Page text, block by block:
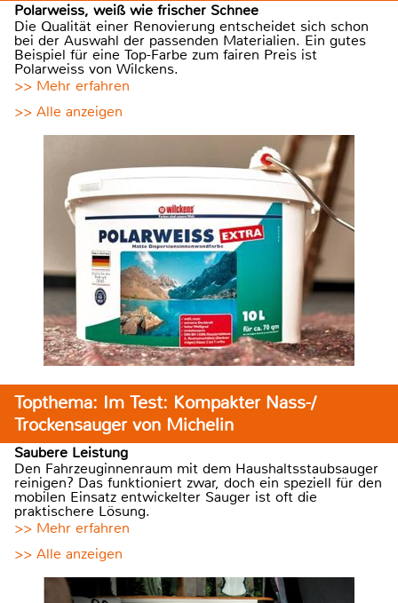
Polarweiss, weiß wie frischer Schnee
Die Qualität einer Renovierung entscheidet sich schon
bei der Auswahl der passenden Materialien. Ein gutes
Beispiel für eine Top-Farbe zum fairen Preis ist
Polarweiss von Wilckens.
>> Mehr erfahren
>> Alle anzeigen
Topthema: Im Test: Kompakter Nass-/
Trockensauger von Michelin
Saubere Leistung
Den Fahrzeuginnenraum mit dem Haushaltsstaubsauger
reinigen? Das funktioniert zwar, doch ein speziell für den
mobilen Einsatz entwickelter Sauger ist oft die
praktischere Lösung.
>> Mehr erfahren
>> Alle anzeigen